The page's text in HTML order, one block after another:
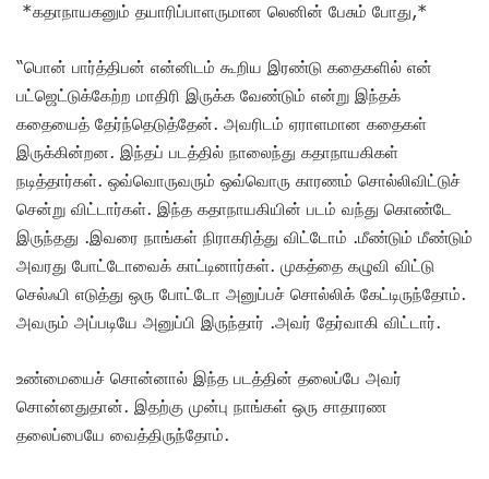
*கதாநாயகனும் தயாரிப்பாளருமான லெனின் பேசும் போது,*
“பொன் பார்த்திபன் என்னிடம் கூறிய இரண்டு கதைகளில் என்
பட்ஜெட்டுக்கேற்ற மாதிரி இருக்க வேண்டும் என்று இந்தக்
கதையைத் தேர்ந்தெடுத்தேன். அவரிடம் ஏராளமான கதைகள்
இருக்கின்றன. இந்தப் படத்தில் நாலைந்து கதாநாயகிகள்
நடித்தார்கள். ஒவ்வொருவரும் ஒவ்வொரு காரணம் சொல்லிவிட்டுச்
சென்று விட்டார்கள். இந்த கதாநாயகியின் படம் வந்து கொண்டே
இருந்தது .இவரை நாங்கள் நிராகரித்து விட்டோம் .மீண்டும் மீண்டும்
அவரது போட்டோவைக் காட்டினார்கள். முகத்தை கழுவி விட்டு
செல்ஃபி எடுத்து ஒரு போட்டோ அனுப்பச் சொல்லிக் கேட்டிருந்தோம்.
அவரும் அப்படியே அனுப்பி இருந்தார் .அவர் தேர்வாகி விட்டார்.
உண்மையைச் சொன்னால் இந்த படத்தின் தலைப்பே அவர்
சொன்னதுதான். இதற்கு முன்பு நாங்கள் ஒரு சாதாரண
தலைப்பையே வைத்திருந்தோம்.